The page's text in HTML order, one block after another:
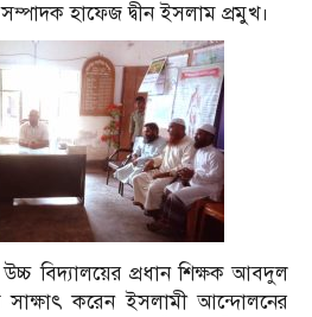
হাফেজ দ্বীন ইসলাম প্রমুখ।
বিদ্যালয়ের প্রধান শিক্ষক আবদুল
করেন ইসলামী আন্দোলনের